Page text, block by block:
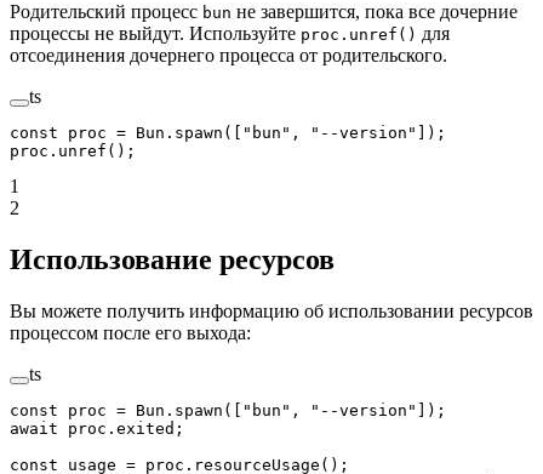
Родительский процесс bun не завершится, пока все дочерние
процессы не выйдут. Используйте proc.unref() для
отсоединения дочернего процесса от родительского.
ts
const proc = Bun. spawn ([ "bun" , "--version"
]);
proc. unref ();
1
2
Использование ресурсов
Вы можете получить информацию об использовании ресурсов
процессом после его выхода:
ts
const proc = Bun. spawn ([ "bun" , "--version"
]);
await proc.exited;
const usage = proc. resourceUsage ();